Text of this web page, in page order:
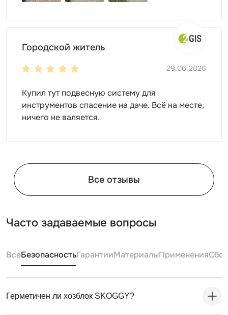
фундаментные блоки. Ниже представлена схема
расстановки:
Городской житель
29.06.2026
Купил тут подвесную систему для
инструментов спасение на даче. Всё на месте,
ничего не валяется.
Все отзывы
Часто задаваемые вопросы
ВсеБезопасностьГарантииМатериалыПрименения
Герметичен ли хозблок SKOGGY?